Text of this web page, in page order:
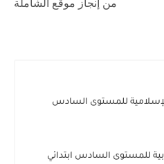
للمستوى السادس
للمستوى السادس ابتدائي